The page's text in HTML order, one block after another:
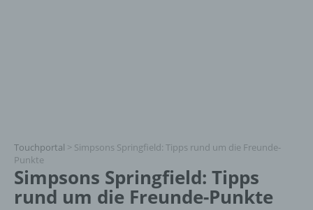
Touchportal > Simpsons Springfield: Tipps rund um die Freunde-
Punkte
Simpsons Springfield: Tipps
rund um die Freunde-Punkte